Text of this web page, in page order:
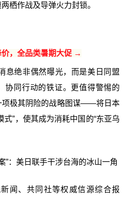
栖作战及导弹火力封锁。
，全品类暑期大促 →
息绝非偶然曝光，而是美日同盟
协同行动的铁证。更值得警惕的
项极其阴险的战略图谋——将日本
式”，使其成为消耗中国的“东亚乌
”：美日联手干涉台海的冰山一角
闻、共同社等权威信源综合报